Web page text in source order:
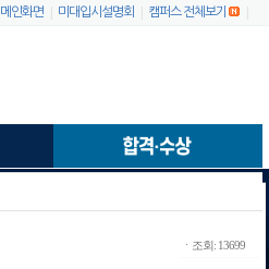
메인화면 미대입시설명회 캠퍼스 전체보기
ㆍ조회: 13699